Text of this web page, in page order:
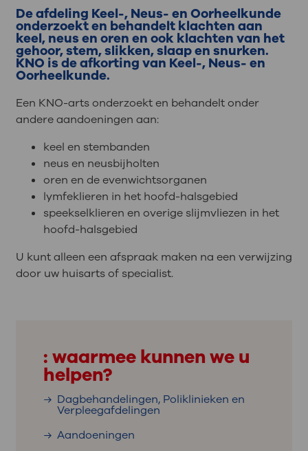
De afdeling Keel-, Neus- en Oorheelkunde
onderzoekt en behandelt klachten aan
keel, neus en oren en ook klachten van het
gehoor, stem, slikken, slaap en snurken.
KNO is de afkorting van Keel-, Neus- en
Oorheelkunde.
Een KNO-arts onderzoekt en behandelt onder
andere aandoeningen aan:
keel en stembanden
neus en neusbijholten
oren en de evenwichtsorganen
lymfeklieren in het hoofd-halsgebied
speekselklieren en overige slijmvliezen in het
hoofd-halsgebied
U kunt alleen een afspraak maken na een verwijzing
door uw huisarts of specialist.
: waarmee kunnen we u
helpen?
Dagbehandelingen, Poliklinieken en
Verpleegafdelingen
Aandoeningen